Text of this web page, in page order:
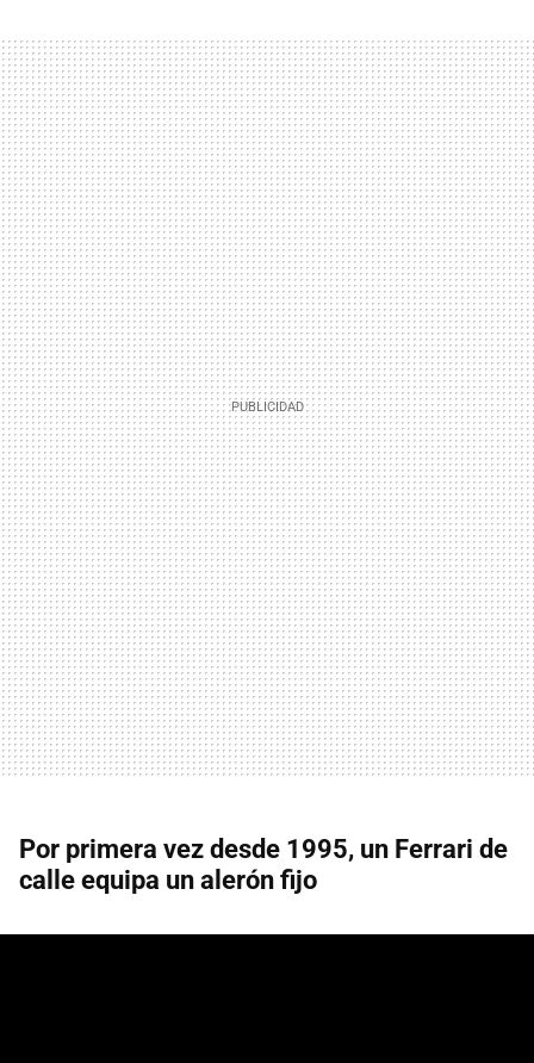
Por primera vez desde 1995, un Ferrari de
calle equipa un alerón fijo